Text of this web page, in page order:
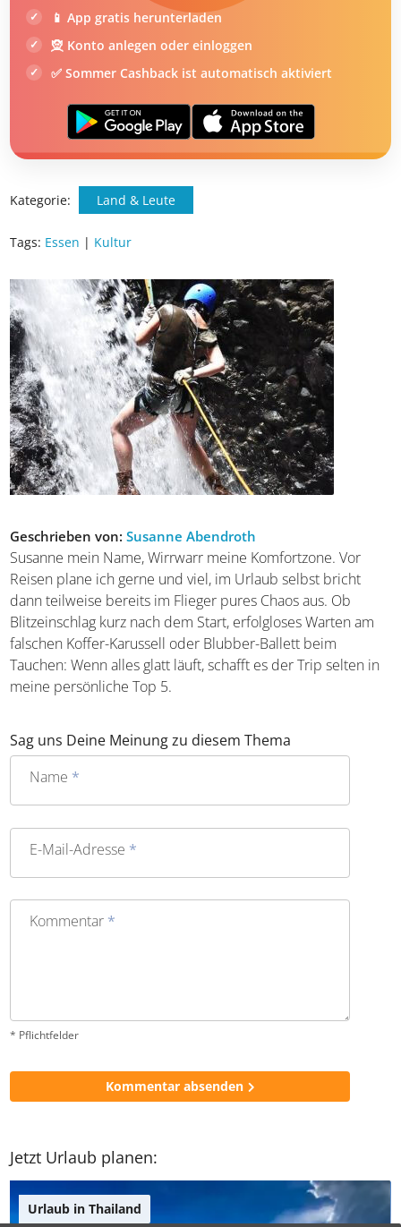
☀️ Bis zu 1.000 € Sommer Cashback
📱 App gratis herunterladen
🧝 Konto anlegen oder einloggen
✅ Sommer Cashback ist automatisch aktiviert
Geschrieben von:Susanne Abendroth
Susanne mein Name, Wirrwarr meine Komfortzone. Vor
Reisen plane ich gerne und viel, im Urlaub selbst bricht
dann teilweise bereits im Flieger pures Chaos aus. Ob
Blitzeinschlag kurz nach dem Start, erfolgloses Warten am
falschen Koffer-Karussell oder Blubber-Ballett beim
Tauchen: Wenn alles glatt läuft, schafft es der Trip selten
Sag uns Deine Meinung zu diesem Thema
Name*
E-Mail-Adresse*
Jetzt Urlaub planen: